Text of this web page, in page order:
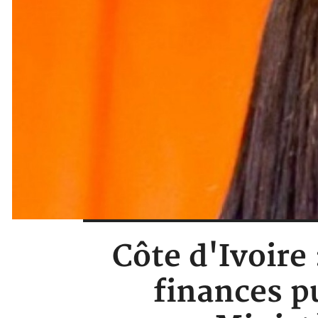
Côte d'Ivoire
finances